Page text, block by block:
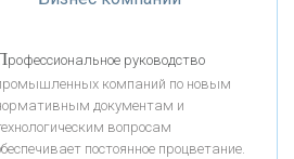
СЛУЖБА ВТБ24»
«Интервью»
рофессиональное руководство
компаний по новым
документам и
вопросам
постоянное процветание.